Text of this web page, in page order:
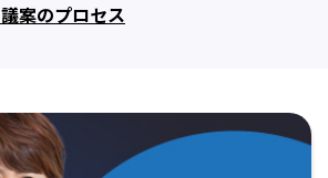
議案のプロセス